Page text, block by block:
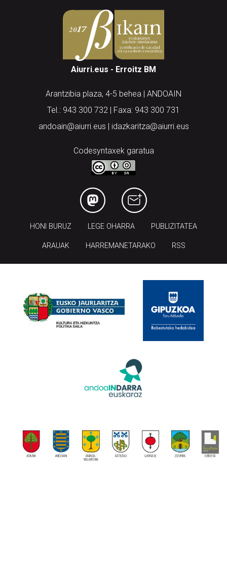
Aiurri.eus - Erroitz BM
Arantzibia plaza, 4-5 behea | ANDOAIN
Tel.: 943 300 732 | Faxa: 943 300 731
andoain@aiurri.eus | idazkaritza@aiurri.eus
Codesyntaxek garatua
HONI BURUZ LEGE OHARRA PUBLIZITATEA
ARAUAK HARREMANETARAKO RSS